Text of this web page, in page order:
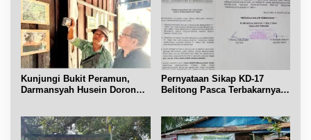
Kunjungi Bukit Peramun,
Darmansyah Husein Dorong
Pernyataan Sikap KD-17
Belitong Pasca Terbakarnya